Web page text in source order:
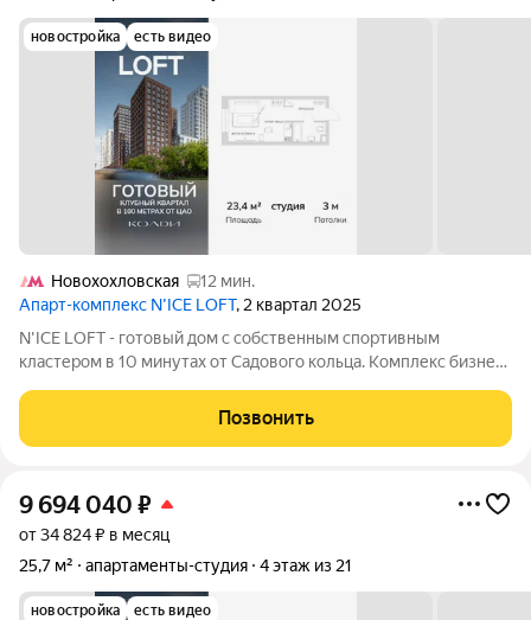
новостройка есть видео
Новохохловская
12 мин.
Апарт-комплекс N’ICE LOFT, 2 квартал 2025
N'ICE LOFT - готовый дом с собственным спортивным
кластером в 10 минутах от Садового кольца. Комплекс бизнес-
компания КОЛДИ, представляет собой знаковое жилое
пространство, на территории которого
Позвонить
9 694 040 ₽
от 34 824 ₽ в месяц
25,7 м²
апартаменты-студия 4 этаж из 21
новостройка есть видео